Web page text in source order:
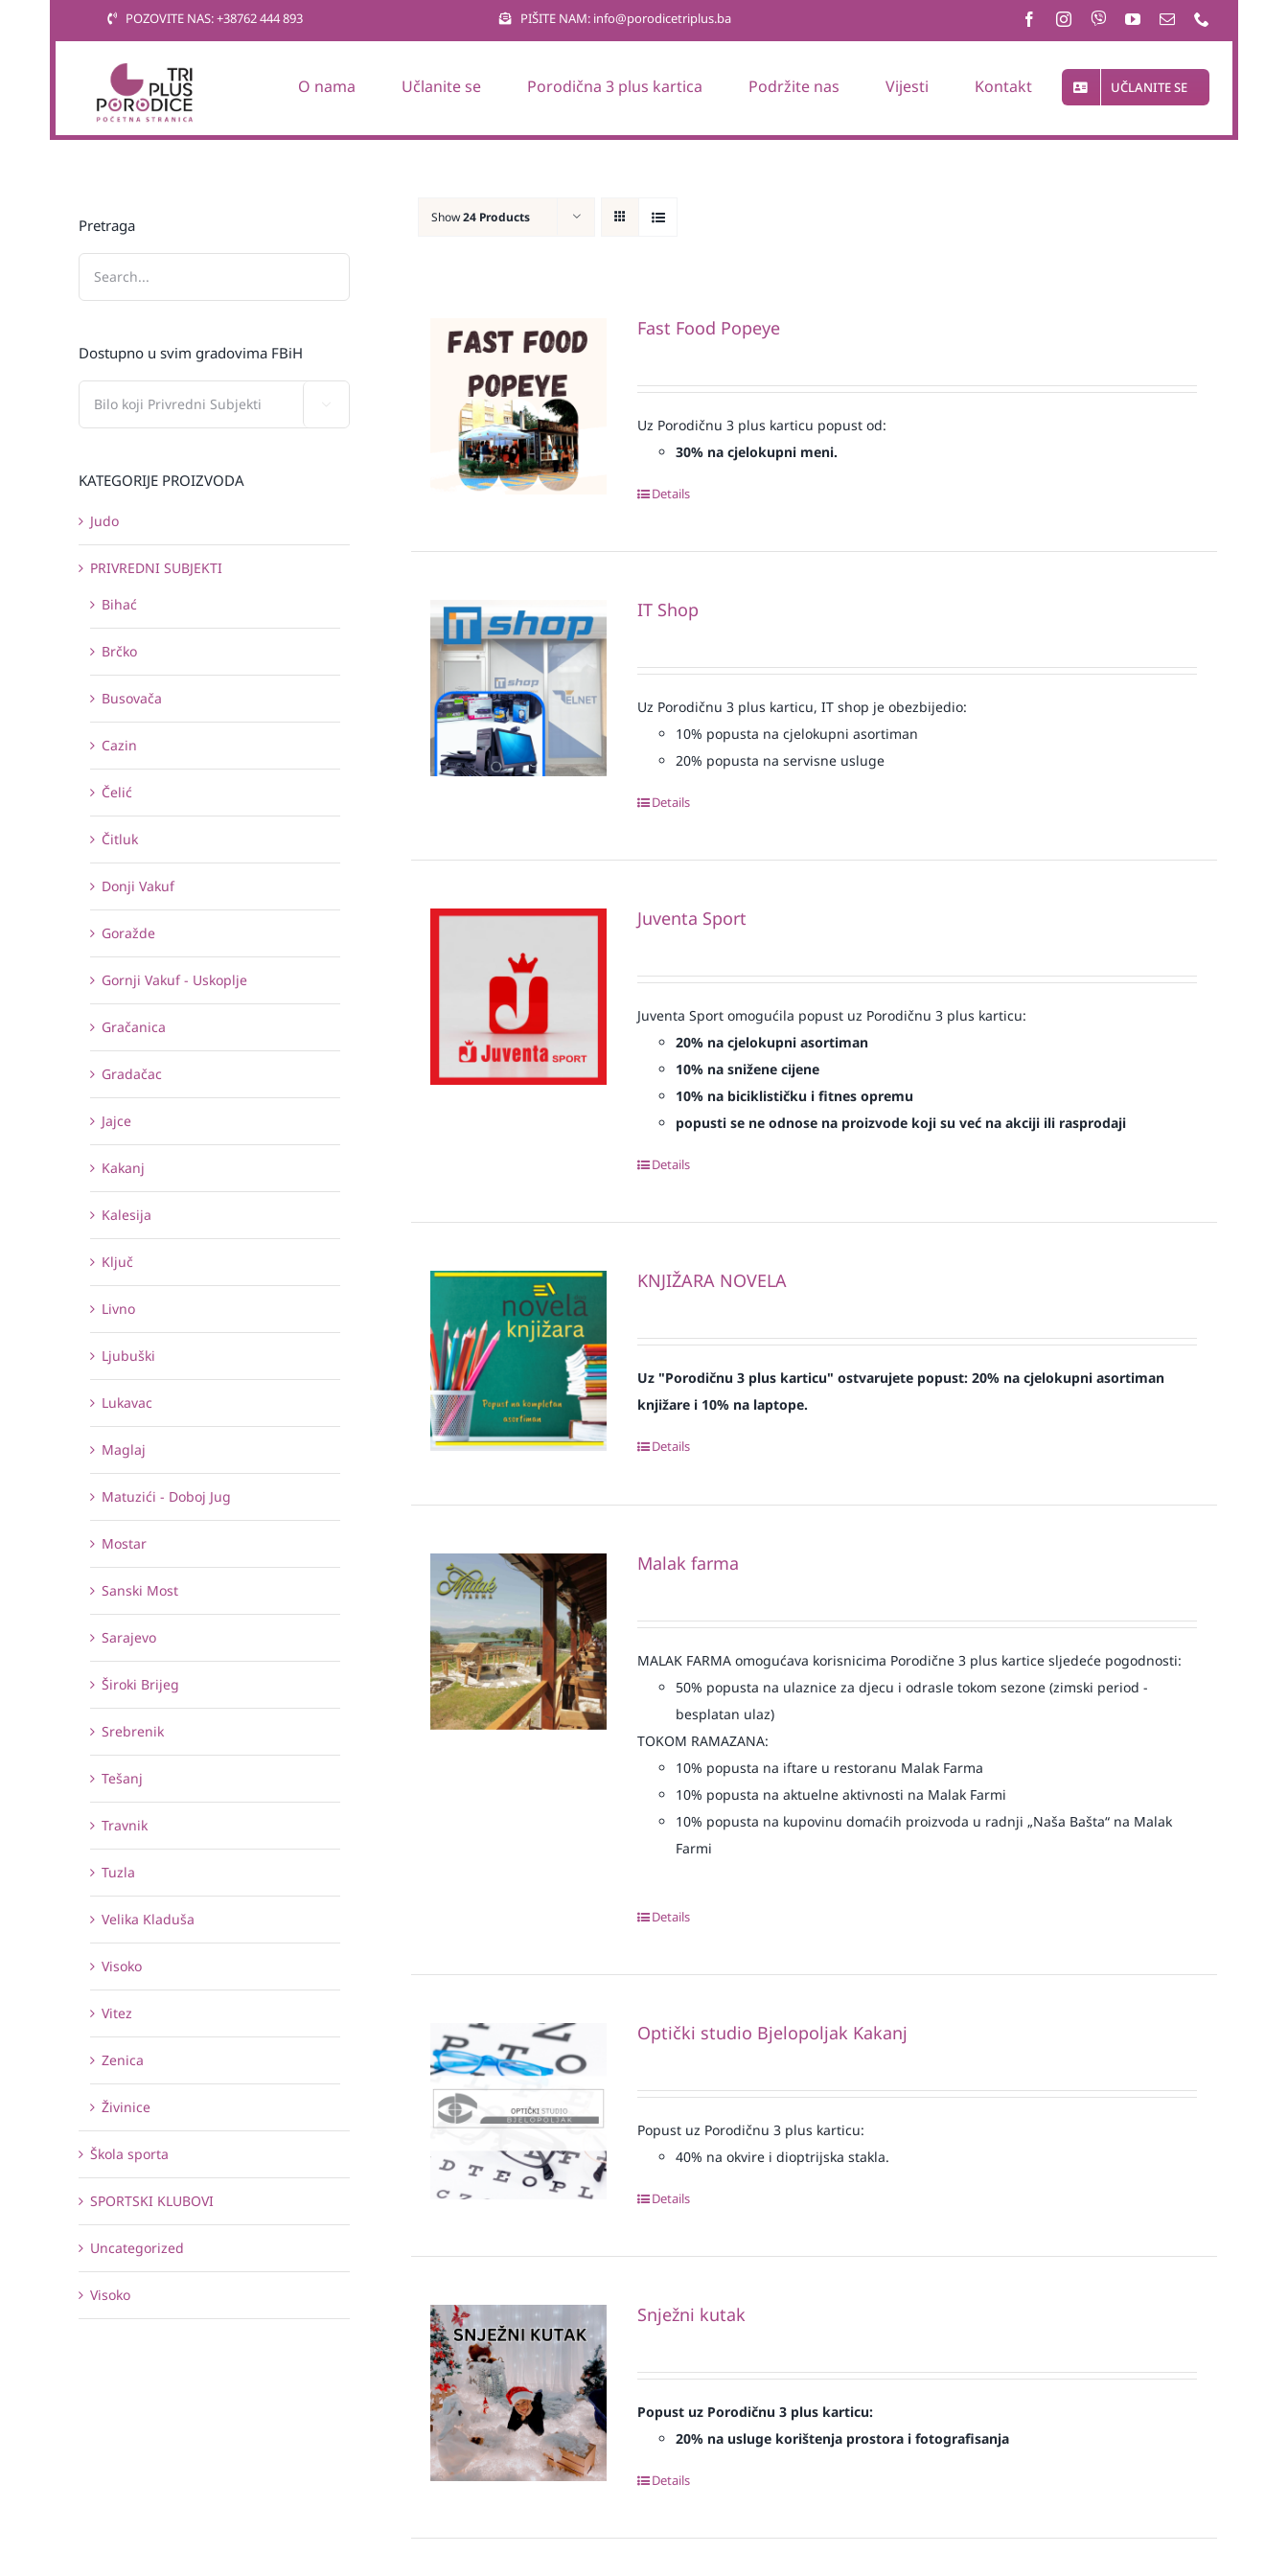
POZOVITE NAS: +38762 444 893 PIŠITE NAM: info@porodicetriplus.ba
O nama Učlanite se Porodična 3 plus kartica Podržite nas Vijesti Kontakt UČLANITE SE
Show24 Products
Fast Food Popeye
Uz Porodičnu 3 plus karticu popust od:
30% na cjelokupni meni.
Details
IT Shop
Uz Porodičnu 3 plus karticu, IT shop je obezbijedio:
10% popusta na cjelokupni asortiman
20% popusta na servisne usluge
Details
Juventa Sport
Juventa Sport omogućila popust uz Porodičnu 3 plus karticu:
20% na cjelokupni asortiman
10% na snižene cijene
10% na biciklističku i fitnes opremu
popusti se ne odnose na proizvode koji su već na akciji ili rasprodaji
Details
KNJIŽARA NOVELA
Uz "Porodičnu 3 plus karticu" ostvarujete popust: 20% na cjelokupni asortiman
knjižare i 10% na laptope.
Details
Malak farma
MALAK FARMA omogućava korisnicima Porodične 3 plus kartice sljedeće pogodnosti:
50% popusta na ulaznice za djecu i odrasle tokom sezone (zimski period -
besplatan ulaz)
TOKOM RAMAZANA:
10% popusta na iftare u restoranu Malak Farma
10% popusta na aktuelne aktivnosti na Malak Farmi
10% popusta na kupovinu domaćih proizvoda u radnji „Naša Bašta“ na Malak
Farmi
Details
Optički studio Bjelopoljak Kakanj
Popust uz Porodičnu 3 plus karticu:
40% na okvire i dioptrijska stakla.
Details
Snježni kutak
Popust uz Porodičnu 3 plus karticu:
20% na usluge korištenja prostora i fotografisanja
Details
Pretraga
Dostupno u svim gradovima FBiH
KATEGORIJE PROIZVODA
Judo
PRIVREDNI SUBJEKTI
Bihać
Brčko
Busovača
Cazin
Čelić
Čitluk
Donji Vakuf
Goražde
Gornji Vakuf - Uskoplje
Gračanica
Gradačac
Jajce
Kakanj
Kalesija
Ključ
Livno
Ljubuški
Lukavac
Maglaj
Matuzići - Doboj Jug
Mostar
Sanski Most
Sarajevo
Široki Brijeg
Srebrenik
Tešanj
Travnik
Tuzla
Velika Kladuša
Visoko
Vitez
Zenica
Živinice
Škola sporta
SPORTSKI KLUBOVI
Uncategorized
Visoko